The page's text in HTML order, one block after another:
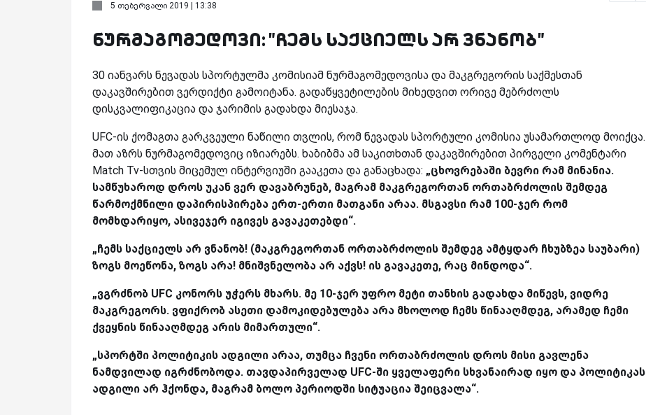
5 თებერვალი 2019 | 13:38
ნურმაგომედოვი: "ჩემს საქციელს არ ვნანობ"
30 იანვარს ნევადას სპორტულმა კომისიამ ნურმაგომედოვისა და მაკგრეგორის საქმესთან
დაკავშირებით ვერდიქტი გამოიტანა. გადაწყვეტილების მიხედვით ორივე მებრძოლს
დისკვალიფიკაცია და ჯარიმის გადახდა მიესაჯა.
UFC-ის ქომაგთა გარკვეული ნაწილი თვლის, რომ ნევადას სპორტული კომისია უსამართლოდ მოიქცა.
მათ აზრს ნურმაგომედოვიც იზიარებს. ხაბიბმა ამ საკითხთან დაკავშირებით პირველი კომენტარი
Match Tv-სთვის მიცემულ ინტერვიუში გააკეთა და განაცხადა: „ცხოვრებაში ბევრი რამ მინანია.
სამწუხაროდ დროს უკან ვერ დავაბრუნებ, მაგრამ მაკგრეგორთან ორთაბრძოლის შემდეგ
წარმოქმნილი დაპირისპირება ერთ-ერთი მათგანი არაა. მსგავსი რამ 100-ჯერ რომ
მომხდარიყო, ასივეჯერ იგივეს გავაკეთებდი“.
„ჩემს საქციელს არ ვნანობ! (მაკგრეგორთან ორთაბრძოლის შემდეგ ამტყდარ ჩხუბზეა საუბარი)
ზოგს მოეწონა, ზოგს არა! მნიშვნელობა არ აქვს! ის გავაკეთე, რაც მინდოდა“.
„ვგრძნობ UFC კონორს უჭერს მხარს. მე 10-ჯერ უფრო მეტი თანხის გადახდა მიწევს, ვიდრე
მაკგრეგორს. ვფიქრობ ასეთი დამოკიდებულება არა მხოლოდ ჩემს წინააღმდეგ, არამედ ჩემი
ქვეყნის წინააღმდეგ არის მიმართული“.
„სპორტში პოლიტიკის ადგილი არაა, თუმცა ჩვენი ორთაბრძოლის დროს მისი გავლენა
ნამდვილად იგრძნობოდა. თავდაპირველად UFC-ში ყველაფერი სხვანაირად იყო და პოლიტიკას
ადგილი არ ჰქონდა, მაგრამ ბოლო პერიოდში სიტუაცია შეიცვალა“.